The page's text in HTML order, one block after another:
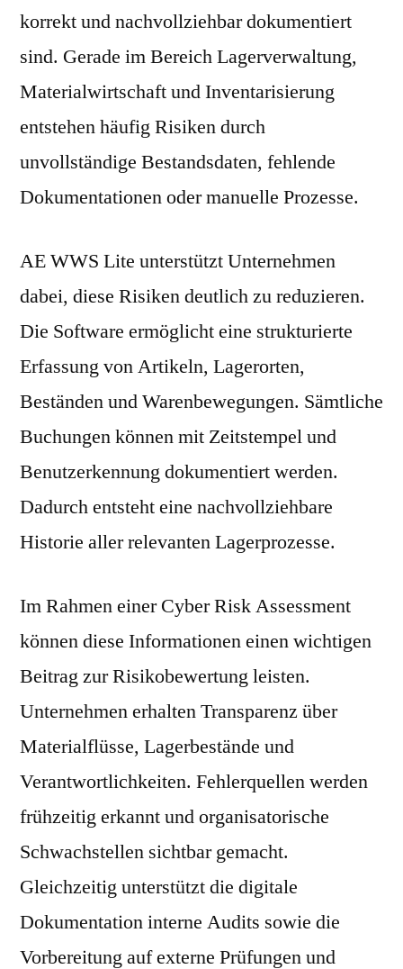
korrekt und nachvollziehbar dokumentiert
sind. Gerade im Bereich Lagerverwaltung,
Materialwirtschaft und Inventarisierung
entstehen häufig Risiken durch
unvollständige Bestandsdaten, fehlende
Dokumentationen oder manuelle Prozesse.
AE WWS Lite unterstützt Unternehmen
dabei, diese Risiken deutlich zu reduzieren.
Die Software ermöglicht eine strukturierte
Erfassung von Artikeln, Lagerorten,
Beständen und Warenbewegungen. Sämtliche
Buchungen können mit Zeitstempel und
Benutzerkennung dokumentiert werden.
Dadurch entsteht eine nachvollziehbare
Historie aller relevanten Lagerprozesse.
Im Rahmen einer Cyber Risk Assessment
können diese Informationen einen wichtigen
Beitrag zur Risikobewertung leisten.
Unternehmen erhalten Transparenz über
Materialflüsse, Lagerbestände und
Verantwortlichkeiten. Fehlerquellen werden
frühzeitig erkannt und organisatorische
Schwachstellen sichtbar gemacht.
Gleichzeitig unterstützt die digitale
Dokumentation interne Audits sowie die
Vorbereitung auf externe Prüfungen und